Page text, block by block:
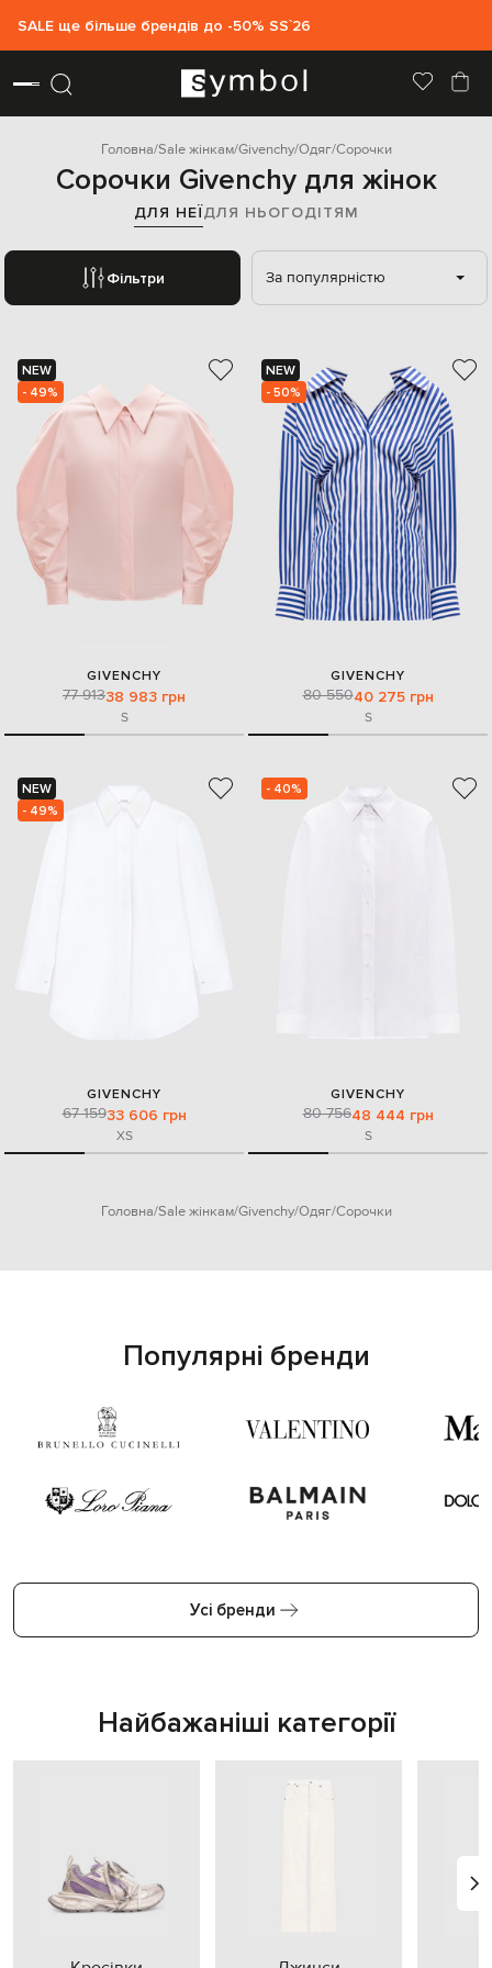
SALE ще більше брендів до -50% SS`26
Головна Sale жінкам Givenchy Одяг Сорочки
Сорочки Givenchy для жінок
ДЛЯ НЕЇДЛЯ НЬОГОДІТЯМ
Фільтри За популярністю
NEW
- 49%
GIVENCHY
77 91338 983 грн
S
NEW
- 50%
GIVENCHY
80 55040 275 грн
S
NEW
- 49%
GIVENCHY
67 15933 606 грн
XS
- 40%
GIVENCHY
80 75648 444 грн
S
Головна Sale жінкам Givenchy Одяг Сорочки
Популярні бренди
Усі бренди
Найбажаніші категорії